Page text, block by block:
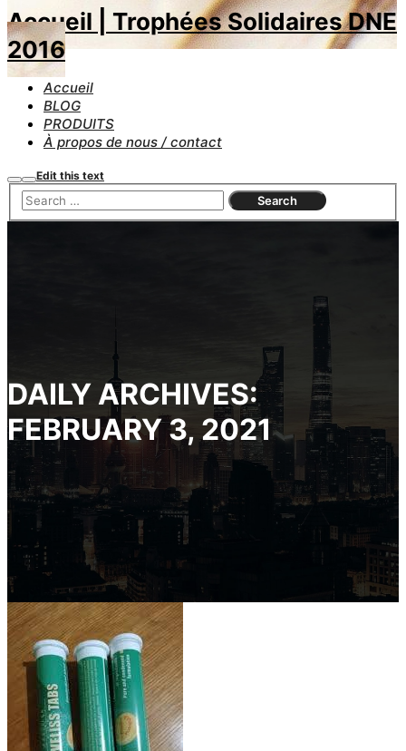
Accueil | Trophées Solidaires DNE
2016
Accueil
BLOG
PRODUITS
À propos de nous / contact
Search
Main
menu
Edit this text
DAILY ARCHIVES:
FEBRUARY 3, 2021